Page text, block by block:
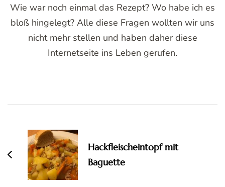
Wie war noch einmal das Rezept? Wo habe ich es
bloß hingelegt? Alle diese Fragen wollten wir uns
nicht mehr stellen und haben daher diese
Internetseite ins Leben gerufen.
Navigation
Hackfleischeintopf mit
Baguette